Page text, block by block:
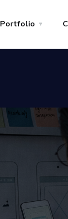
Portfolio